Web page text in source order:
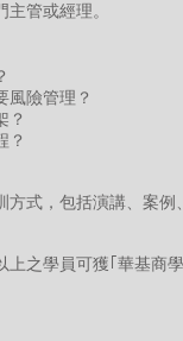
管或經理。
風險管理？
？
？
方式，包括演講、案例
上之學員可獲｢華基商